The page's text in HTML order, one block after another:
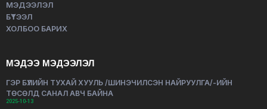
МЭДЭЭЛЭЛ
БҮТЭЭЛ
ХОЛБОО БАРИХ
МЭДЭЭ МЭДЭЭЛЭЛ
ГЭР БҮЛИЙН ТУХАЙ ХУУЛЬ /ШИНЭЧИЛСЭН НАЙРУУЛГА/-ИЙН
ТӨСӨЛД САНАЛ АВЧ БАЙНА
2025-10-13